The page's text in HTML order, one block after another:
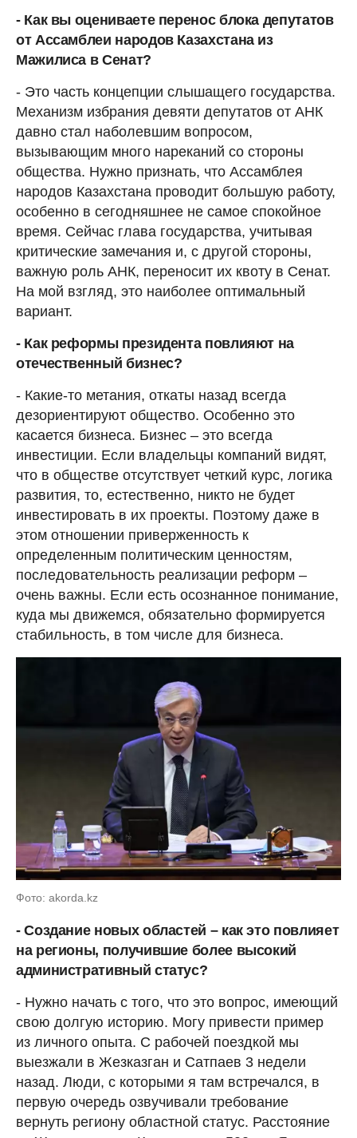
- Как вы оцениваете перенос блока депутатов
от Ассамблеи народов Казахстана из
Мажилиса в Сенат?
- Это часть концепции слышащего государства.
Механизм избрания девяти депутатов от АНК
давно стал наболевшим вопросом,
вызывающим много нареканий со стороны
общества. Нужно признать, что Ассамблея
народов Казахстана проводит большую работу,
особенно в сегодняшнее не самое спокойное
время. Сейчас глава государства, учитывая
критические замечания и, с другой стороны,
важную роль АНК, переносит их квоту в Сенат.
На мой взгляд, это наиболее оптимальный
вариант.
- Как реформы президента повлияют на
отечественный бизнес?
- Какие-то метания, откаты назад всегда
дезориентируют общество. Особенно это
касается бизнеса. Бизнес – это всегда
инвестиции. Если владельцы компаний видят,
что в обществе отсутствует четкий курс, логика
развития, то, естественно, никто не будет
инвестировать в их проекты. Поэтому даже в
этом отношении приверженность к
определенным политическим ценностям,
последовательность реализации реформ –
очень важны. Если есть осознанное понимание,
куда мы движемся, обязательно формируется
стабильность, в том числе для бизнеса.
Фото: akorda.kz
- Создание новых областей – как это повлияет
на регионы, получившие более высокий
административный статус?
- Нужно начать с того, что это вопрос, имеющий
свою долгую историю. Могу привести пример
из личного опыта. С рабочей поездкой мы
выезжали в Жезказган и Сатпаев 3 недели
назад. Люди, с которыми я там встречался, в
первую очередь озвучивали требование
вернуть региону областной статус. Расстояние